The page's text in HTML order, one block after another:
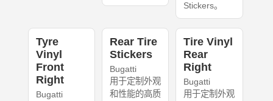
Stickers。
Tyre
Vinyl
Front
Right
Bugatti
Rear Tire
Stickers
Bugatti
用于定制外观
和性能的高质
Tire Vinyl
Rear
Right
Bugatti
用于定制外观